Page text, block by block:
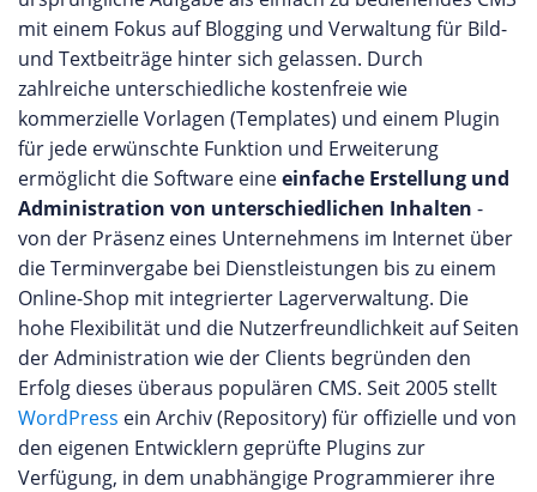
mit einem Fokus auf Blogging und Verwaltung für Bild-
und Textbeiträge hinter sich gelassen. Durch
zahlreiche unterschiedliche kostenfreie wie
kommerzielle Vorlagen (Templates) und einem Plugin
für jede erwünschte Funktion und Erweiterung
ermöglicht die Software eineeinfache Erstellung und
Administration von unterschiedlichen Inhalten -
von der Präsenz eines Unternehmens im Internet über
die Terminvergabe bei Dienstleistungen bis zu einem
Online-Shop mit integrierter Lagerverwaltung. Die
hohe Flexibilität und die Nutzerfreundlichkeit auf Seiten
der Administration wie der Clients begründen den
Erfolg dieses überaus populären CMS. Seit 2005 stellt
WordPress ein Archiv (Repository) für offizielle und von
den eigenen Entwicklern geprüfte Plugins zur
Verfügung, in dem unabhängige Programmierer ihre